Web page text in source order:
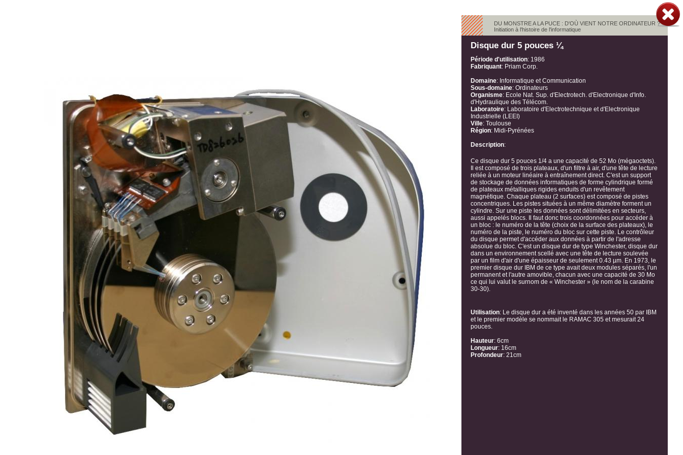
DU MONSTRE A LA PUCE : D'OÙ VIENT NOTRE ORDINATEUR ?
Initiation à l'histoire de l'informatique
Disque dur 5 pouces ¼
Période d'utilisation: 1986
Fabriquant: Priam Corp.
Domaine: Informatique et Communication
Sous-domaine: Ordinateurs
Organisme: Ecole Nat. Sup. d'Electrotech. d'Electronique d'Info.
d'Hydraulique des Télécom.
Laboratoire: Laboratoire d'Electrotechnique et d'Electronique
Industrielle (LEEI)
Ville: Toulouse
Région: Midi-Pyrénées
Description:
Ce disque dur 5 pouces 1/4 a une capacité de 52 Mo (mégaoctets).
Il est composé de trois plateaux, d'un filtre à air, d'une tête de lecture
reliée à un moteur linéaire à entraînement direct. C'est un support
de stockage de données informatiques de forme cylindrique formé
de plateaux métalliques rigides enduits d'un revêtement
magnétique. Chaque plateau (2 surfaces) est composé de pistes
concentriques. Les pistes situées à un même diamètre forment un
cylindre. Sur une piste les données sont délimitées en secteurs,
aussi appelés blocs. Il faut donc trois coordonnées pour accéder à
un bloc : le numéro de la tête (choix de la surface des plateaux), le
numéro de la piste, le numéro du bloc sur cette piste. Le contrôleur
du disque permet d'accéder aux données à partir de l'adresse
absolue du bloc. C'est un disque dur de type Winchester, disque dur
dans un environnement scellé avec une tête de lecture soulevée
par un film d'air d'une épaisseur de seulement 0.43 µm. En 1973, le
premier disque dur IBM de ce type avait deux modules séparés, l'un
permanent et l'autre amovible, chacun avec une capacité de 30 Mo
ce qui lui valut le surnom de « Winchester » (le nom de la carabine
30-30).
Utilisation: Le disque dur a été inventé dans les années 50 par IBM
et le premier modèle se nommait le RAMAC 305 et mesurait 24
pouces.
Hauteur: 6cm
Longueur: 16cm
Profondeur: 21cm
RETOUR
VERS
LE
FUTUR
PATRIMOINE SCIENTIFIQUE : RETOUR VERS LE FUTUR
EXAMEN D’UNE EVOLUTION
SAUVEGARDER… POURQUOI ET POUR QUI ?
VERS UN PATRIMOINE IDEAL ...
CHOISIR ... LE DILEMNE DU TRI !
SAUVEGARDER EN MIDI-PYRÉNÉES : NOTRE MISSION
FAIRE PASSER LE COURANT - GÉNIE ÉLECTRIQUE
LIVRE DE TRAVAUX PRATIQUES D'ÉLECTROTECHNIQUE 1914
DU MONSTRE A LA PUCE : D'OÙ VIENT NOTRE ORDINATEUR ?
VOYAGE DANS LE TEMPS - MÉTÉOROLOGIE